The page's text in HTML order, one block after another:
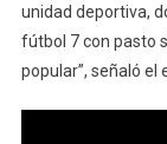
unidad deportiva,
fútbol 7 con pasto
popular”, señaló el